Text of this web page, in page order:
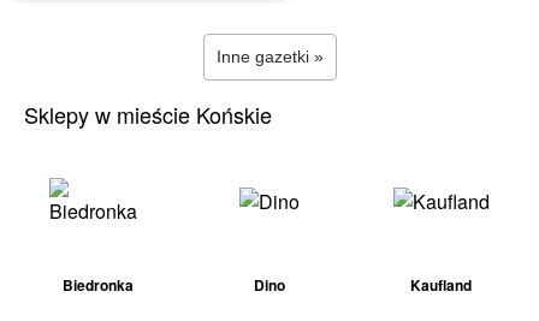
Inne gazetki »
Sklepy w mieście Końskie
Biedronka Dino Kaufland